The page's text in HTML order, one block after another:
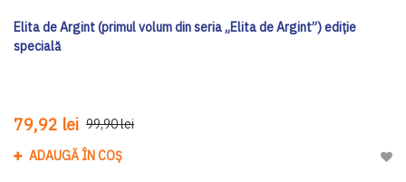
Elita de Argint (primul volum din seria „Elita de Argint”) ediţie
specială
79,92 lei 99,90 lei
ADAUGĂ ÎN COȘ